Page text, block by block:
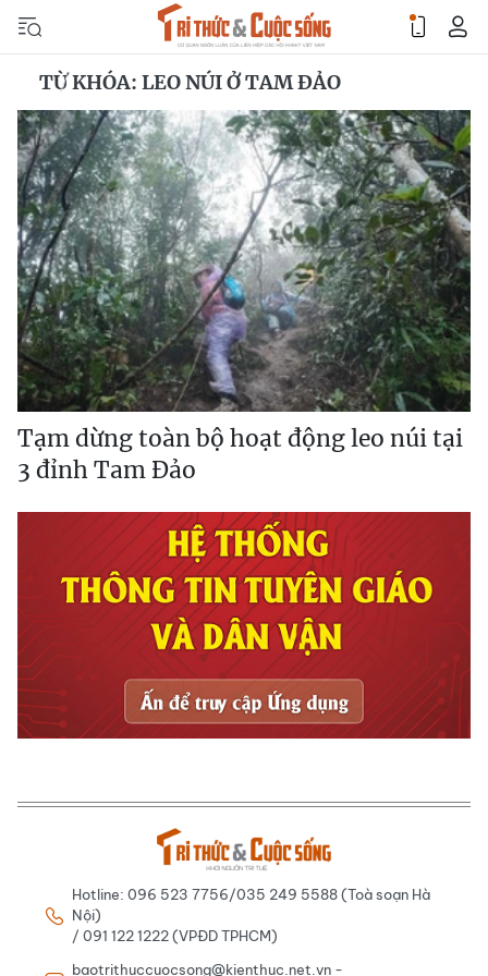
TỪ KHÓA: LEO NÚI Ở TAM ĐẢO
Tạm dừng toàn bộ hoạt động leo núi tại
3 đỉnh Tam Đảo
Hotline: 096 523 7756/035 249 5588 (Toà soạn Hà
Nội)
/ 091 122 1222 (VPĐD TPHCM)
baotrithuccuocsong@kienthuc.net.vn -